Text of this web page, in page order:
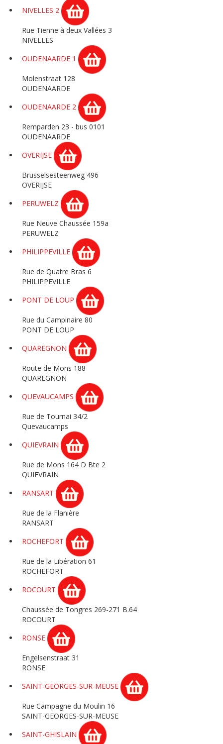
NIVELLES 2
Rue Tienne à deux Vallées 3
NIVELLES
OUDENAARDE 1
Molenstraat 128
OUDENAARDE
OUDENAARDE 2
Remparden 23 - bus 0101
OUDENAARDE
OVERIJSE
Brusselsesteenweg 496
OVERIJSE
PERUWELZ
Rue Neuve Chaussée 159a
PERUWELZ
PHILIPPEVILLE
Rue de Quatre Bras 6
PHILIPPEVILLE
PONT DE LOUP
Rue du Campinaire 80
PONT DE LOUP
QUAREGNON
Route de Mons 188
QUAREGNON
QUEVAUCAMPS
Rue de Tournai 34/2
Quevaucamps
QUIEVRAIN
Rue de Mons 164 D Bte 2
QUIEVRAIN
RANSART
Rue de la Flanière
RANSART
ROCHEFORT
Rue de la Libération 61
ROCHEFORT
ROCOURT
Chaussée de Tongres 269-271 B.64
ROCOURT
RONSE
Engelsenstraat 31
RONSE
SAINT-GEORGES-SUR-MEUSE
Rue Campagne du Moulin 16
SAINT-GEORGES-SUR-MEUSE
SAINT-GHISLAIN